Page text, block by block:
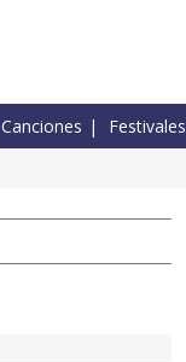
Canciones Festivales